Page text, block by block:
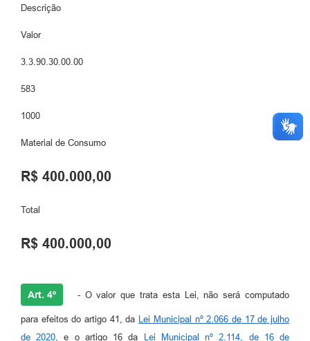
Descrição
Valor
3.3.90.30.00.00
583
1000
Material de Consumo
R$ 400.000,00
Total
R$ 400.000,00
Art. 4º - O valor que trata esta Lei, não será computado
para efeitos do artigo 41, da Lei Municipal nº 2.066 de 17 de julho
de 2020 , e o artigo 16 da Lei Municipal nº 2.114, de 16 de